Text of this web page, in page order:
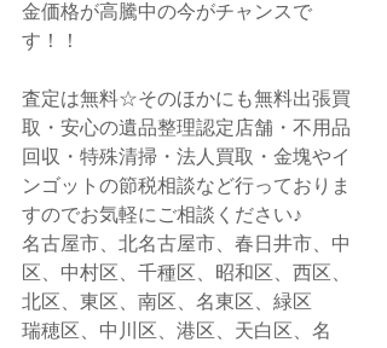
金価格が高騰中の今がチャンスで
す！！
査定は無料☆そのほかにも無料出張買
取・安心の遺品整理認定店舗・不用品
回収・特殊清掃・法人買取・金塊やイ
ンゴットの節税相談など行っておりま
すのでお気軽にご相談ください♪
名古屋市、北名古屋市、春日井市、中
区、中村区、千種区、昭和区、西区、
北区、東区、南区、名東区、緑区
瑞穂区、中川区、港区、天白区、名